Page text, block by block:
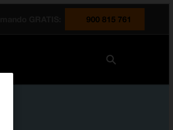
900 815 761